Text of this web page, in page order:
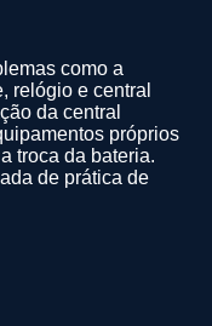
como a
relógio e central
da central
próprios
troca da bateria.
de prática de